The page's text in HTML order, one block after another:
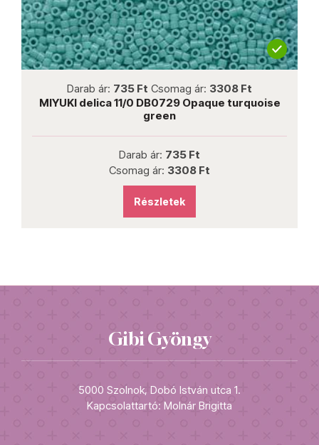
Darab ár: 735 Ft Csomag ár: 3308 Ft
MIYUKI delica 11/0 DB0729 Opaque turquoise
green
Darab ár: 735 Ft
Csomag ár: 3308 Ft
Részletek
Gibi Gyöngy
5000 Szolnok, Dobó István utca 1.
Kapcsolattartó: Molnár Brigitta